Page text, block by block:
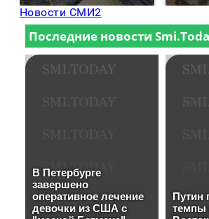
Новости СМИ2